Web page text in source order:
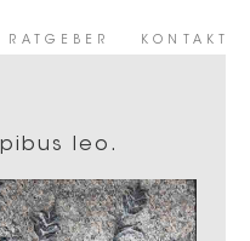
RATGEBER KONTAKT
leo.